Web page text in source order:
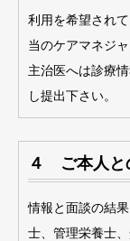
利用を希望され
当のケアマネジ
主治医へは診療
し提出下さい。
４ ご本人と
情報と面談の結
士、管理栄養士